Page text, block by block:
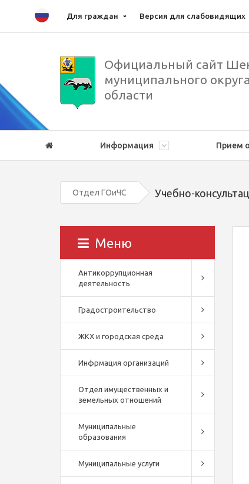
Для граждан Версия для слабовидящих
Официальный сайт
муниципального
области
Информация
Прием
Отдел ГОиЧС Учебно-
Меню
Антикоррупционная
деятельность
Градостроительство
ЖКХ и городская среда
Инфрмация организаций
Отдел имущественных и
земельных отношений
Муниципальные
образования
Муниципальные услуги